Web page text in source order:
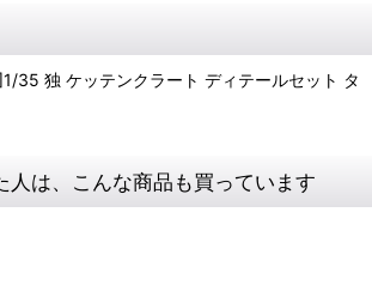
35 独 ケッテンクラート ディテールセット タ
人は、こんな商品も買っています